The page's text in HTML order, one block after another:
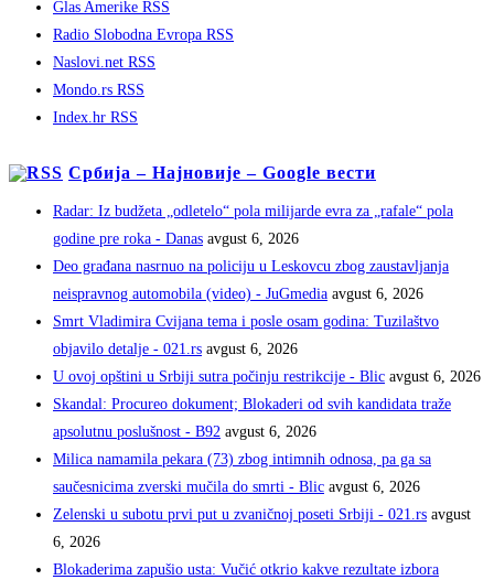
Glas Amerike RSS
Radio Slobodna Evropa RSS
Naslovi.net RSS
Mondo.rs RSS
Index.hr RSS
Србија – Најновије – Google вести
Radar: Iz budžeta „odletelo“ pola milijarde evra za „rafale“ pola
godine pre roka - Danas avgust 6, 2026
Deo građana nasrnuo na policiju u Leskovcu zbog zaustavljanja
neispravnog automobila (video) - JuGmedia avgust 6, 2026
Smrt Vladimira Cvijana tema i posle osam godina: Tuzilaštvo
objavilo detalje - 021.rs avgust 6, 2026
U ovoj opštini u Srbiji sutra počinju restrikcije - Blic avgust 6, 2026
Skandal: Procureo dokument; Blokaderi od svih kandidata traže
apsolutnu poslušnost - B92 avgust 6, 2026
Milica namamila pekara (73) zbog intimnih odnosa, pa ga sa
saučesnicima zverski mučila do smrti - Blic avgust 6, 2026
Zelenski u subotu prvi put u zvaničnoj poseti Srbiji - 021.rs avgust
6, 2026
Blokaderima zapušio usta: Vučić otkrio kakve rezultate izbora